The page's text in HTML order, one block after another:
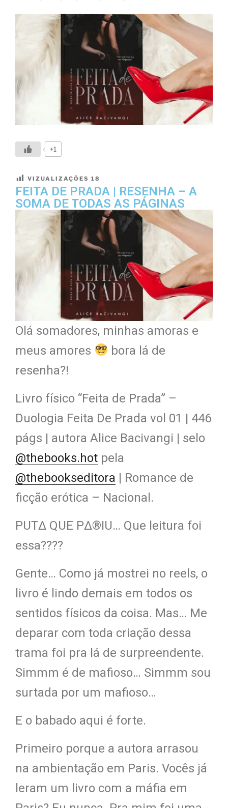
+1
VIZUALIZAÇÕES 18
FEITA DE PRADA | RESENHA – A
SOMA DE TODAS AS PÁGINAS
Olá somadores, minhas amoras e
meus amores
bora lá de
resenha?!
Livro físico “Feita de Prada” –
Duologia Feita De Prada vol 01 | 446
págs | autora Alice Bacivangi | selo
@thebooks.hot pela
@thebookseditora | Romance de
ficção erótica – Nacional.
PUT∆ QUE P∆®IU… Que leitura foi
essa????
Gente… Como já mostrei no reels, o
livro é lindo demais em todos os
sentidos físicos da coisa. Mas… Me
deparar com toda criação dessa
trama foi pra lá de surpreendente.
Simmm é de mafioso… Simmm sou
surtada por um mafioso…
E o babado aqui é forte.
Primeiro porque a autora arrasou
na ambientação em Paris. Vocês já
leram um livro com a máfia em